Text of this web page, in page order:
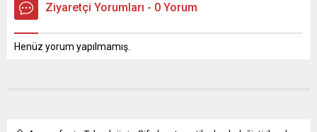
Ziyaretçi Yorumları - 0 Yorum
Henüz yorum yapılmamış.